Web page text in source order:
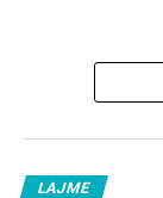
LAJME